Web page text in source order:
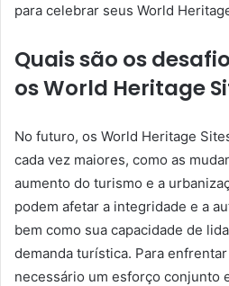
para celebrar seus World
Quais são os
os World Heritage
No futuro, os World Heritage
cada vez maiores, como as
aumento do turismo e a
podem afetar a integridade e a
bem como sua capacidade de
demanda turística. Para
necessário um esforço conjunto